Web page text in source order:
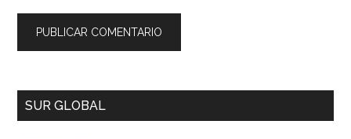
SUR GLOBAL